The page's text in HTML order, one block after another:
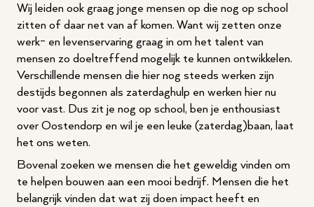
Wij leiden ook graag jonge mensen op die nog op school
zitten of daar net van af komen. Want wij zetten onze
werk- en levenservaring graag in om het talent van
mensen zo doeltreffend mogelijk te kunnen ontwikkelen.
Verschillende mensen die hier nog steeds werken zijn
destijds begonnen als zaterdaghulp en werken hier nu
voor vast. Dus zit je nog op school, ben je enthousiast
over Oostendorp en wil je een leuke (zaterdag)baan, laat
het ons weten.
Bovenal zoeken we mensen die het geweldig vinden om
te helpen bouwen aan een mooi bedrijf. Mensen die het
belangrijk vinden dat wat zij doen impact heeft en